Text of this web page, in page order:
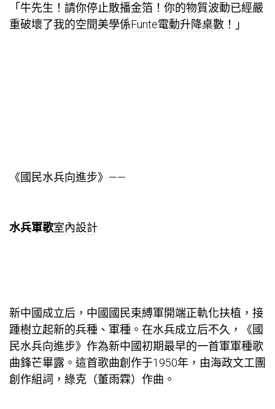
「牛先生！請你停止散播金箔！你的物質波動已經嚴
重破壞了我的空間美學係Funte電動升降桌數！」
《國民水兵向進步》——
水兵軍歌室內設計
新中國成立后，中國國民束縛軍開端正軌化扶植，接
踵樹立起新的兵種、軍種。在水兵成立后不久，《國
民水兵向進步》作為新中國初期最早的一首軍軍種歌
曲鋒芒畢露。這首歌曲創作于1950年，由海政文工團
創作組詞，綠克（董雨霖）作曲。